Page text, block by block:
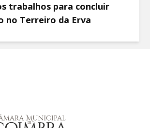
trabalhos para concluir
no Terreiro da Erva